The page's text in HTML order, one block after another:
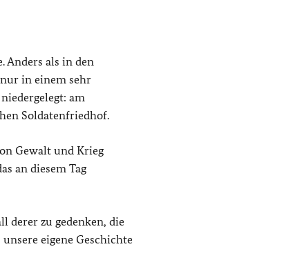
Anders als in den
in einem sehr
am
Soldatenfriedhof.
Gewalt und Krieg
an diesem Tag
derer zu gedenken, die
eigene Geschichte